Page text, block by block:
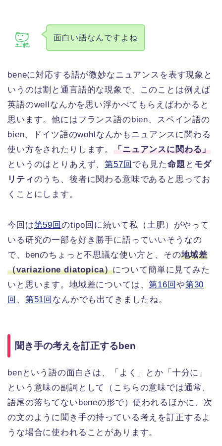
面白い語なんですよね
beneに対応する語が微妙なニュアンスを表す現象と
いうのは割と通言語的な現象で、このことは例えば
英語のwellなんかを思い浮かべてもらえばわかると
思います。他にはフランス語のbien、スペイン語の
bien、ドイツ語のwohlなんかもニュアンスに関わる
使い方をされたりします。
「ニュアンスに関わる」
というのはとりあえず、第57回 でも見た命題 と モダ
リティのうち、後者に関わる意味であると思ってお
くことにします。
今回は第59回 のtipo回に続いて私（土肥）がやって
いる研究の一部を好き勝手に語っていいそうなの
で、benのちょっと不思議な使い方と、その地域差
（variazione diatopica）について簡単に見てみた
いと思います。地域差については、第16回 や第30
回 、 第51回 なんかでも出てきましたね。
聞き手の考えを訂正するben
benという語の面白さは、「よく」とか「十分に」
という意味の副詞として（こちらの意味では通常、
語尾の落ちてないbeneの形で）使われるほかに、次
の文のように聞き手の持っている考えを訂正するよ
うな場合に使われることがあります。